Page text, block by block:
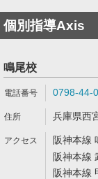
個別指導Axis
鳴尾校
0798-44-
兵庫県西
阪神本線
阪神本線
阪神本線